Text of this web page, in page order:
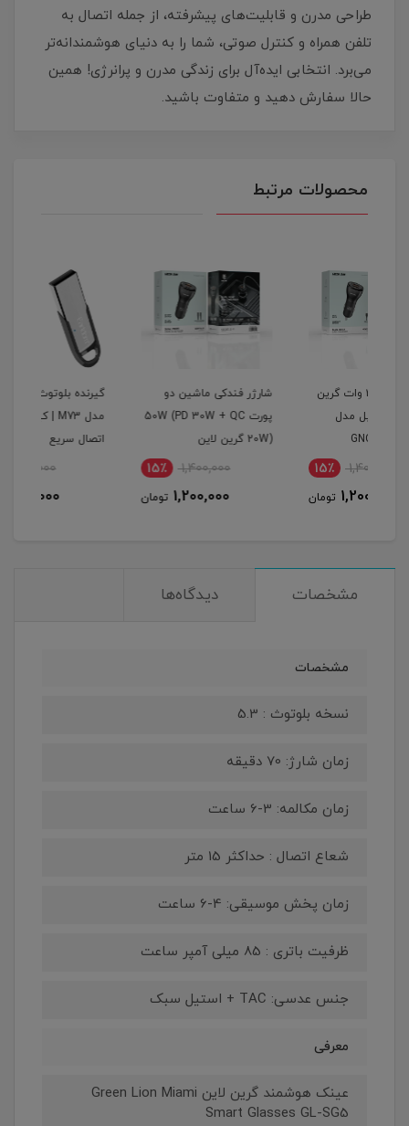
طراحی مدرن و قابلیت‌های پیشرفته، از جمله اتصال به
تلفن همراه و کنترل صوتی، شما را به دنیای هوشمندانه‌تر
می‌برد. انتخابی ایده‌آل برای زندگی مدرن و پرانرژی! همین
حالا سفارش دهید و متفاوت باشید.
محصولات مرتبط
شارژر فندکی ماشین دو
پورت 50W (PD 30W + QC
20W) گرین لاین
1,400,000 15٪
1,200,000 تومان
گیرنده بلوتوث صدا ارلدام
مدل M73 | کیفیت برتر و
357,000 تومان
مشخصات دیدگاه‌ها
مشخصات
نسخه بلوتوث : 5.3
زمان شارژ: 70 دقیقه
زمان مکالمه: 3-6 ساعت
شعاع اتصال : حداکثر 15 متر
زمان پخش موسیقی: 4-6 ساعت
ظرفیت باتری : 85 میلی آمپر ساعت
جنس عدسی: TAC + استیل سبک
معرفی
عینک هوشمند گرین لاین Green Lion Miami
Smart Glasses GL-SG5